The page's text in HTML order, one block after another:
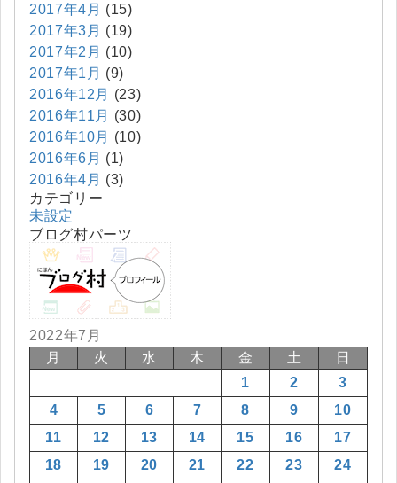
2017年4月 (15)
2017年3月 (19)
2017年2月 (10)
2017年1月 (9)
2016年12月
(23)
2016年11月
(30)
2016年10月
(10)
2016年6月 (1)
2016年4月 (3)
カテゴリー
未設定
ブログ村パーツ
2022年7月
月
火 水 木 金 土 日
1 2
3
4
5 6 7 8 9
10
11
12 13 14 15 16
17
18
19 20 21 22 23
24